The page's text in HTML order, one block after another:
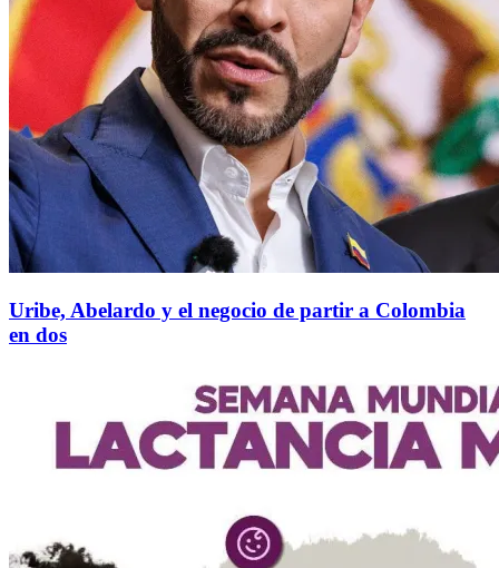
Uribe, Abelardo y el negocio de partir a Colombia
en dos